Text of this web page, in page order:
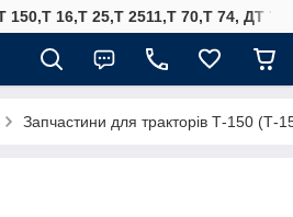
150,Т 16,Т 25,Т 2511,Т 70,Т 74, ДТ
Запчастини для тракторів Т-150